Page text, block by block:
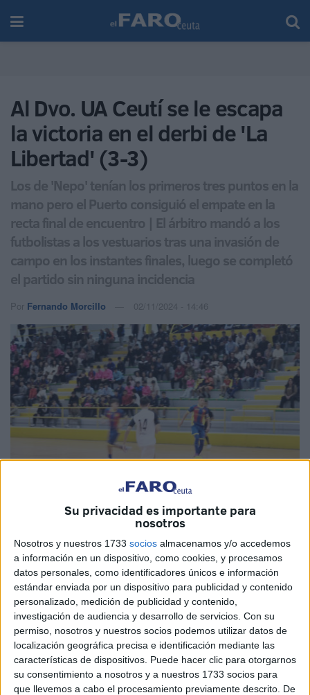
Su privacidad es importante para
nosotros
Nosotros y nuestros 1733 socios almacenamos y/o accedemos
a información en un dispositivo, como cookies, y procesamos
datos personales, como identificadores únicos e información
estándar enviada por un dispositivo para publicidad y contenido
personalizado, medición de publicidad y contenido,
investigación de audiencia y desarrollo de servicios. Con su
permiso, nosotros y nuestros socios podemos utilizar datos de
localización geográfica precisa e identificación mediante las
características de dispositivos. Puede hacer clic para otorgarnos
su consentimiento a nosotros y a nuestros 1733 socios para
que llevemos a cabo el procesamiento previamente descrito. De
Al Dvo. UA Ceutí se le escapa
la victoria en el derbi de 'La
Libertad' (3-3)
Los de 'Nepo' tenían los primeros tres puntos en la
mano pero el Puerto consiguió el empate en la
recta final de encuentro | El árbitro mandó a los
futbolistas a los vestuarios tras una invasión de
campo en los instantes finales, luego se completó
el partido sin ninguna incidencia
Por Fernando Morcillo 02/11/2024 - 14:46
Fotos: Fernando Morcillo
Puerto y Dvo. UA Ceutífirmaron tablas en elderbi de
Ceutaen un buen encuentro plagado de goles. El
resultado fue de 3-3, lo que fue un buen partido entre los
juveniles de la ciudad autónoma.